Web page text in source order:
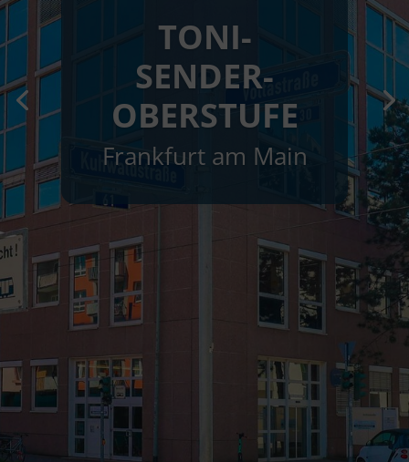
TONI-
SENDER-
OBERSTUFE
Frankfurt am Main